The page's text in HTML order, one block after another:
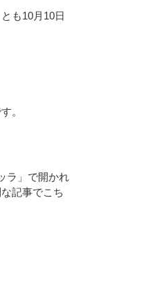
も10月10日
。
ラ」で開かれ
記事でこち